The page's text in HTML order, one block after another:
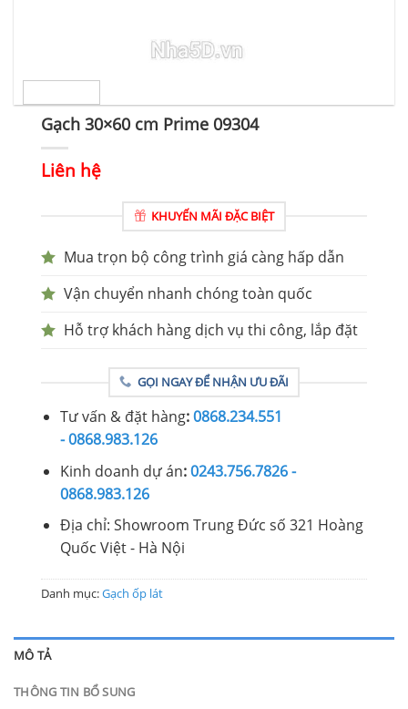
Gạch 30×60 cm Prime 09304
Liên hệ
KHUYẾN MÃI ĐẶC BIỆT
Mua trọn bộ công trình giá càng hấp dẫn
Vận chuyển nhanh chóng toàn quốc
Hỗ trợ khách hàng dịch vụ thi công, lắp đặt
GỌI NGAY ĐỂ NHẬN ƯU ĐÃI
Tư vấn & đặt hàng:0868.234.551
- 0868.983.126
Kinh doanh dự án:0243.756.7826 -
0868.983.126
Địa chỉ: Showroom Trung Đức số 321 Hoàng
Quốc Việt - Hà Nội
Danh mục:Gạch ốp lát
MÔ TẢ
THÔNG TIN BỔ SUNG